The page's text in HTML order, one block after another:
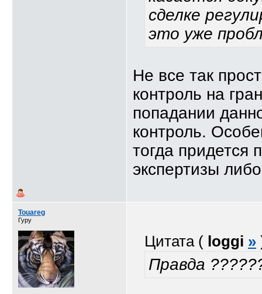
сделке
это уже
Не все так
контроль на
попадании
контроль.
тогда придется
экспертизы
Touareg
Гуру
Цитата ( loggi »
Правда